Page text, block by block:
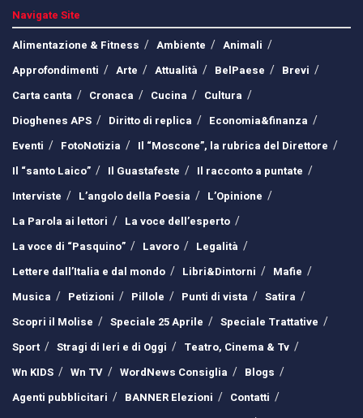
Navigate Site
Alimentazione & Fitness
Ambiente
Animali
Approfondimenti
Arte Attualità BelPaese
Brevi
Carta canta
Cronaca Cucina
Cultura
Dioghenes APS
Diritto di replica
Economia&finanza
Eventi
FotoNotizia
Il “Moscone”, la rubrica del Direttore
Il “santo Laico”
Il Guastafeste
Il racconto a puntate
Interviste
L’angolo della Poesia
L’Opinione
La Parola ai lettori
La voce dell’esperto
La voce di “Pasquino”
Lavoro
Legalità
Lettere dall’Italia e dal mondo
Libri&Dintorni
Mafie
Musica
Petizioni Pillole Punti di vista
Satira
Scopri il Molise
Speciale 25 Aprile
Speciale Trattative
Sport
Stragi di Ieri e di Oggi
Teatro, Cinema & Tv
Wn KIDS
Wn TV WordNews Consiglia
Blogs
Agenti pubblicitari
BANNER Elezioni
Contatti